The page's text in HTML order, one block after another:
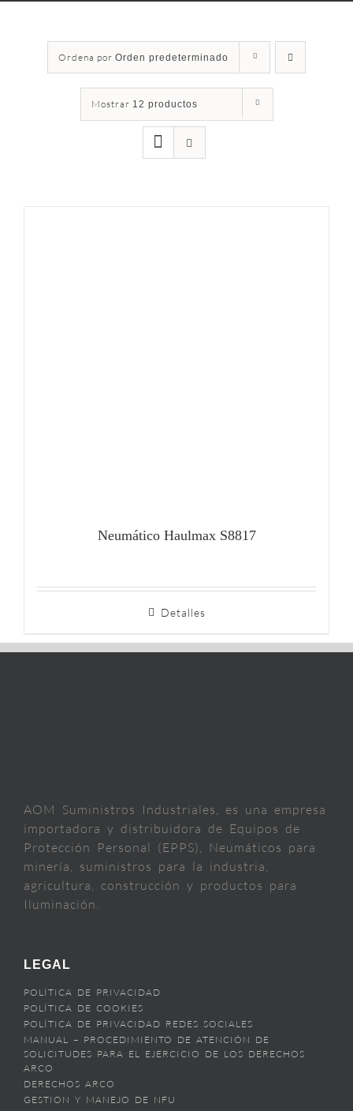
Ordena por Orden predeterminado
Mostrar 12 productos
Neumático Haulmax S8817
Detalles
AOM Suministros Industriales, es una empresa
importadora y distribuidora de Equipos de
Protección Personal (EPPS), Neumáticos para
minería, suministros para la industria,
agricultura, construcción y productos para
Iluminación.
LEGAL
POLÍTICA DE PRIVACIDAD
POLÍTICA DE COOKIES
POLÍTICA DE PRIVACIDAD REDES SOCIALES
MANUAL – PROCEDIMIENTO DE ATENCIÓN DE
SOLICITUDES PARA EL EJERCICIO DE LOS DERECHOS
ARCO
DERECHOS ARCO
GESTION Y MANEJO DE NFU